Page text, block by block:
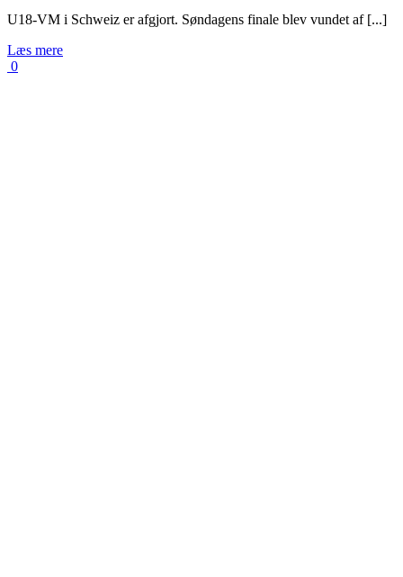
U18-VM i Schweiz er afgjort. Søndagens finale blev vundet af [...]
Læs mere
0